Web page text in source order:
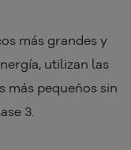
más grandes y
utilizan las
más pequeños sin
3.